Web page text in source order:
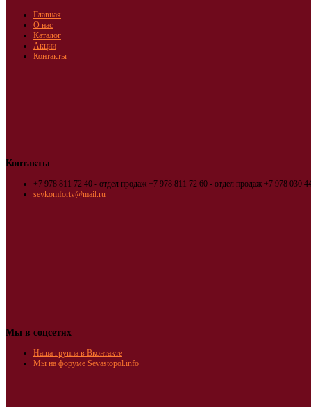
Главная
О нас
Каталог
Акции
Контакты
Контакты
+7 978 811 72 40 - отдел продаж +7 978 811 72 60 - отдел продаж +7 978 030
sevkomfortv@mail.ru
Мы в соцсетях
Наша группа в Вконтакте
Мы на форуме Sevastopol.info